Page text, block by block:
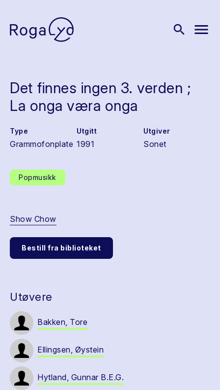
search menu
Det finnes ingen 3. verden ;
La onga væra onga
Type
Grammofonplate
Utgitt
1991
Utgiver
Sonet
Popmusikk
Show Chow
Bestill fra biblioteket
Utøvere
Bakken, Tore
Ellingsen, Øystein
Hytland, Gunnar B.E.G.